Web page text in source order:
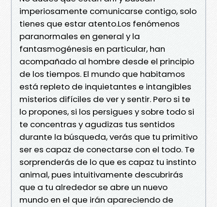
imperiosamente comunicarse contigo, solo
tienes que estar atento.Los fenómenos
paranormales en general y la
fantasmogénesis en particular, han
acompañado al hombre desde el principio
de los tiempos. El mundo que habitamos
está repleto de inquietantes e intangibles
misterios difíciles de ver y sentir. Pero si te
lo propones, si los persigues y sobre todo si
te concentras y agudizas tus sentidos
durante la búsqueda, verás que tu primitivo
ser es capaz de conectarse con el todo. Te
sorprenderás de lo que es capaz tu instinto
animal, pues intuitivamente descubrirás
que a tu alrededor se abre un nuevo
mundo en el que irán apareciendo de